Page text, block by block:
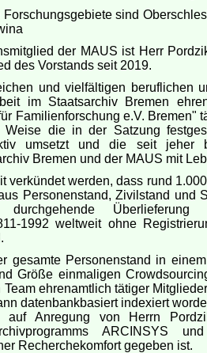
Forschungsgebiete sind
der MAUS ist Herr
des Vorstands seit 2019.
und vielfältigen beruflichen
im Staatsarchiv Bremen
Familienforschung e.V. Bremen"
die in der Satzung
umsetzt und die seit jeher
Bremen und der MAUS mit
verkündet werden, dass rund
Personenstand, Zivilstand und
Überlieferung
1992 weltweit ohne
gesamte Personenstand in
Größe einmaligen
ehrenamtlich tätiger
datenbankbasiert indexiert
auf Anregung von Herrn
ARCINSYS
Recherchekomfort gegeben ist.